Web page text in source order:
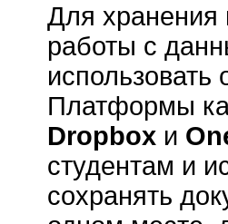
Для хранения
работы с
Платформы
Dropbox и
студентам и
сохранять